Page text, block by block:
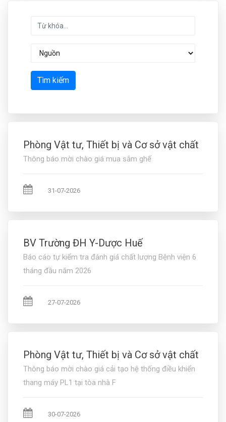
Tìm kiếm
Phòng Vật tư, Thiết bị và Cơ sở vật chất
Thông báo mời chào giá mua sắm ghế
31-07-2026
BV Trường ĐH Y-Dược Huế
Báo cáo tự kiểm tra đánh giá chất lượng Bệnh viện 6
tháng đầu năm 2026
27-07-2026
Phòng Vật tư, Thiết bị và Cơ sở vật chất
Thông báo mời chào giá cải tạo hệ thống điều khiển
thang máy PL1 tại tòa nhà F
30-07-2026